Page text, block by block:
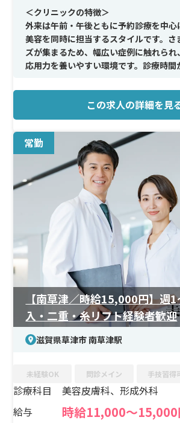
＜クリニックの特徴＞
外来は午前・午後ともに予約診療を中心
美容を同時に担当するスタイルです。さ
ズが集まるため、幅広い症例に触れられ
応用力を養いやすい環境です。診療時間
レーザー治療、スキンケア、注入など
幅広い施術を経験できます。保険診療
き合いながら、美容医療の専門性も高め
診療スタイルが特徴です。
＜研修制度＞
診療業務を通じて “その場で学べる” ス
り、指導医やスタッフが技量に合わせて
ます。美容医療が初めての方でも、段階
げられるような受け入れ体制が確立され
＜待遇＞
収入面では経験・資格に応じて高水準の
研修期間も明確。社保完備、長期休暇、
して働き続けられる制度が整っています
複数拠点で勤務でき、通勤ストレスの
つです。
この求人の詳細を見
常勤
【南草津／時給15,000円】週
入・二重・糸リフト経験者歓迎
滋賀県草津市 南草津駅
未経験OK 問診メイン 手技習得
診療科目
美容皮膚科、形成外科
給与
時給11,000～15,000